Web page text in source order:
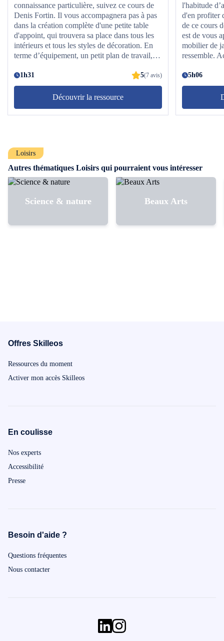
connaissance particulière, suivez ce cours de
Denis Fortin. Il vous accompagnera pas à pas
dans la création complète d'une petite table
d'appoint, qui trouvera sa place dans tous les
intérieurs et tous les styles de décoration. En
terme d’équipement, un petit plan de travail,
l'affaire ! Avec quelques vis et des tasseaux,
vous serez en mesure de faire un assemblage
robuste et donner corps à une table charmante,
atemporelle et personnalisable à votre goût. Un
projet gratifiant et accessible, alors sautez le
1h31 5(7 avis)
Découvrir la ressource
l'habitude
d'en profiter
de ce cours
est de vous
mobilier de
ressemble.
style
concevoir
comme un
une chaise
n'importe
un superbe
5h06
Loisirs
Autres thématiques Loisirs qui pourraient vous intéresser
Science & nature Beaux Arts
Offres Skilleos
Ressources du moment
Activer mon accès Skilleos
En coulisse
Nos experts
Accessibilité
Presse
Besoin d'aide ?
Questions fréquentes
Nous contacter